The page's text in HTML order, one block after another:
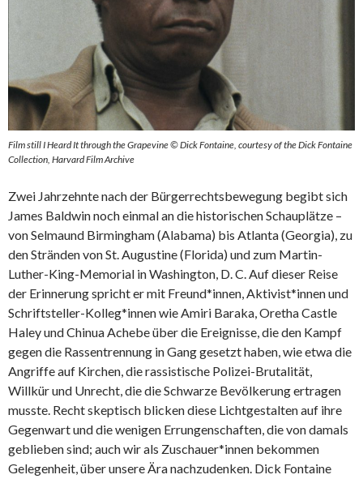
Film still I Heard It through the Grapevine © Dick Fontaine, courtesy of the Dick Fontaine
Collection, Harvard Film Archive
Zwei Jahrzehnte nach der Bürgerrechtsbewegung begibt sich
James Baldwin noch einmal an die historischen Schauplätze –
von Selmaund Birmingham (Alabama) bis Atlanta (Georgia), zu
den Stränden von St. Augustine (Florida) und zum Martin-
Luther-King-Memorial in Washington, D. C. Auf dieser Reise
der Erinnerung spricht er mit Freund*innen, Aktivist*innen und
Schriftsteller-Kolleg*innen wie Amiri Baraka, Oretha Castle
Haley und Chinua Achebe über die Ereignisse, die den Kampf
gegen die Rassentrennung in Gang gesetzt haben, wie etwa die
Angriffe auf Kirchen, die rassistische Polizei-Brutalität,
Willkür und Unrecht, die die Schwarze Bevölkerung ertragen
musste. Recht skeptisch blicken diese Lichtgestalten auf ihre
Gegenwart und die wenigen Errungenschaften, die von damals
geblieben sind; auch wir als Zuschauer*innen bekommen
Gelegenheit, über unsere Ära nachzudenken. Dick Fontaine